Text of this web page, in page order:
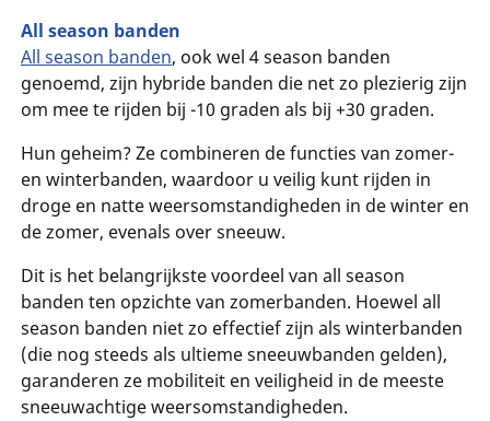
All season banden
All season banden, ook wel 4 season banden
genoemd, zijn hybride banden die net zo plezierig zijn
om mee te rijden bij -10 graden als bij +30 graden.
Hun geheim? Ze combineren de functies van zomer-
en winterbanden, waardoor u veilig kunt rijden in
droge en natte weersomstandigheden in de winter en
de zomer, evenals over sneeuw.
Dit is het belangrijkste voordeel van all season
banden ten opzichte van zomerbanden. Hoewel all
season banden niet zo effectief zijn als winterbanden
(die nog steeds als ultieme sneeuwbanden gelden),
garanderen ze mobiliteit en veiligheid in de meeste
sneeuwachtige weersomstandigheden.